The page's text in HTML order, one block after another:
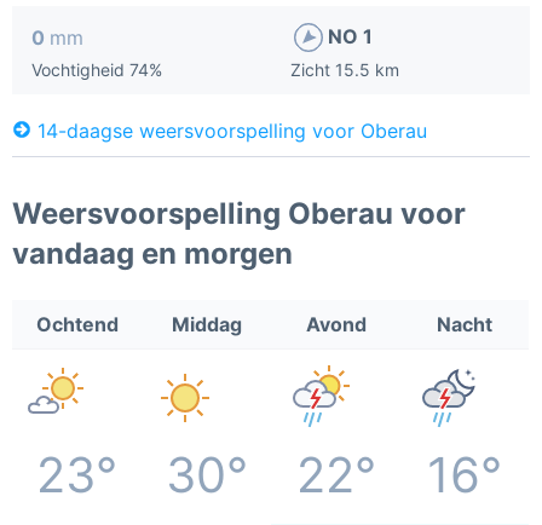
0 mm
Vochtigheid 74%
NO 1
Zicht 15.5 km
14-daagse weersvoorspelling voor Oberau
Weersvoorspelling Oberau voor
vandaag en morgen
Ochtend Middag Avond Nacht
23° 30° 22° 16°